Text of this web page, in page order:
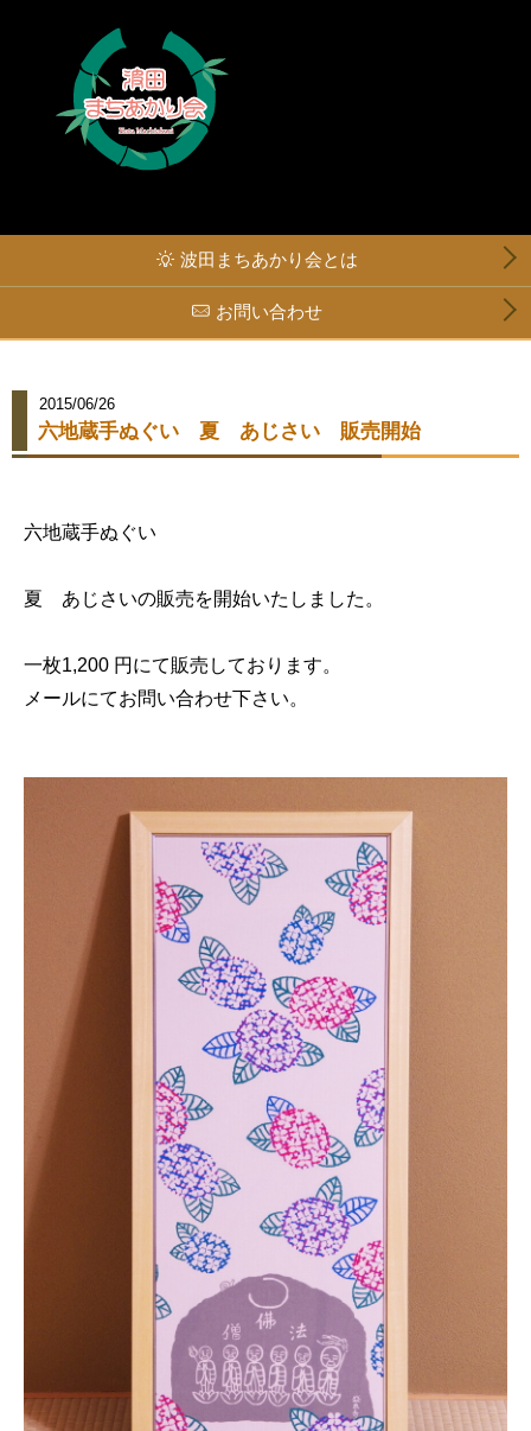
波田まちあかり会とは
お問い合わせ
2015/06/26
六地蔵手ぬぐい 夏 あじさい 販売開始
六地蔵手ぬぐい
夏 あじさいの販売を開始いたしました。
一枚1,200 円にて販売しております。
メールにてお問い合わせ下さい。